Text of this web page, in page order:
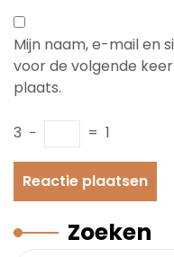
Mijn naam, e-mail en
voor de volgende
plaats.
3 − = 1
Zoeken